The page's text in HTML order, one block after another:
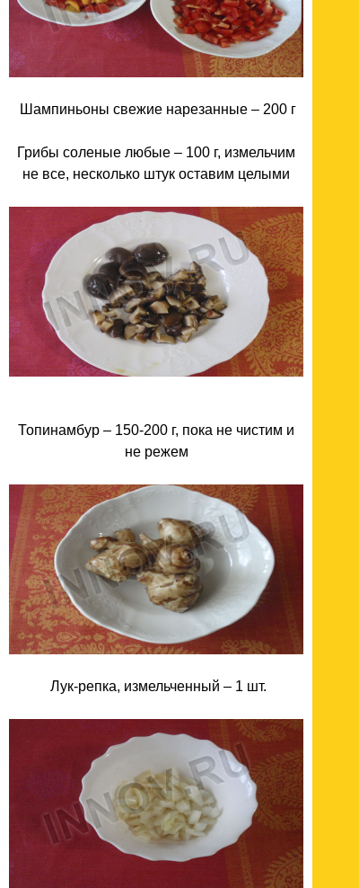
Шампиньоны свежие нарезанные – 200 г
Грибы соленые любые – 100 г, измельчим
не все, несколько штук оставим целыми
Топинамбур – 150-200 г, пока не чистим и
не режем
Лук-репка, измельченный – 1 шт.